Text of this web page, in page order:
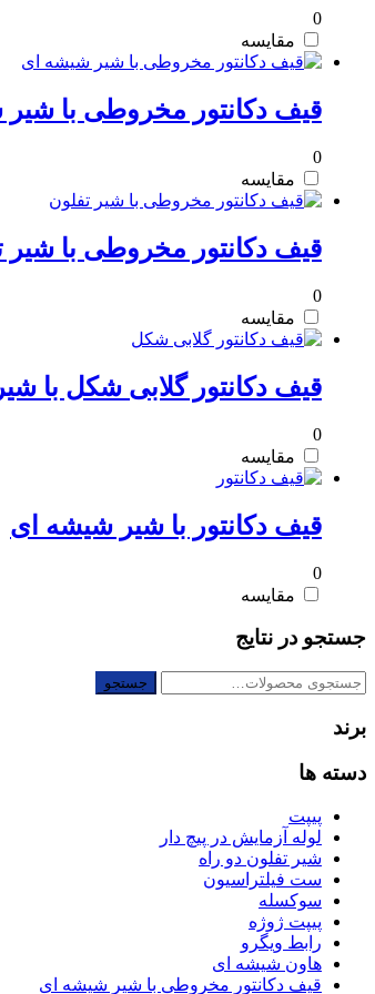
0
مقایسه
قیف دکانتور مخروطی با
0
مقایسه
قیف دکانتور مخروطی با شیر
0
مقایسه
قیف دکانتور گلابی شکل با
0
مقایسه
قیف دکانتور با شیر شیشه ای
0
مقایسه
جستجو در نتایج
جستجو
جستجو
برند
دسته ها
پیپت
لوله آزمایش در پیچ دار
شیر تفلون دو راه
ست فیلتراسیون
سوکسله
پیپت ژوژه
رابط ویگرو
هاون شیشه ای
قیف دکانتور مخروطی با شیر شیشه ای